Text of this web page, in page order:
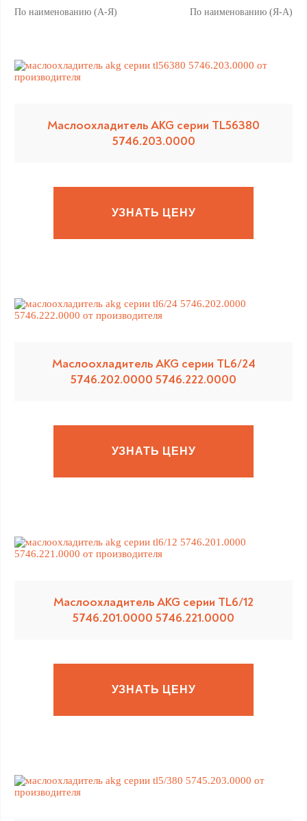
По наименованию (А-Я) По наименованию (Я-А)
Маслоохладитель AKG серии TL56380
5746.203.0000
УЗНАТЬ ЦЕНУ
Маслоохладитель AKG серии TL6/24
5746.202.0000 5746.222.0000
УЗНАТЬ ЦЕНУ
Маслоохладитель AKG серии TL6/12
5746.201.0000 5746.221.0000
УЗНАТЬ ЦЕНУ